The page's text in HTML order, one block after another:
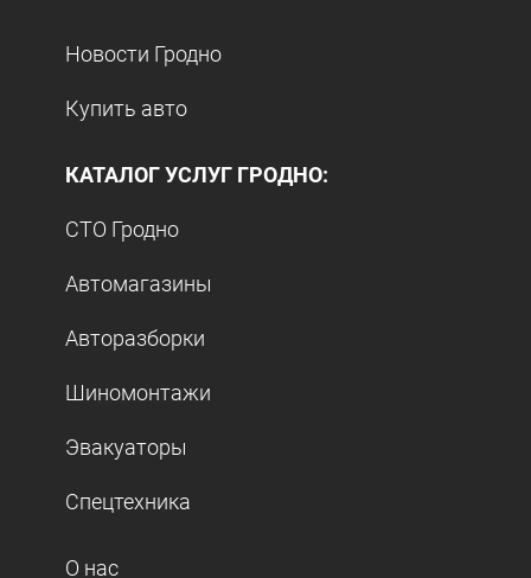
Новости Гродно
Купить авто
КАТАЛОГ УСЛУГ ГРОДНО:
СТО Гродно
Автомагазины
Авторазборки
Шиномонтажи
Эвакуаторы
Спецтехника
О нас